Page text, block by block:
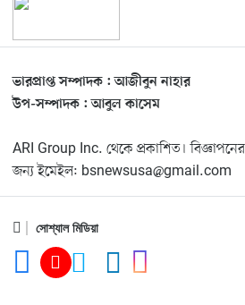
ভারপ্রাপ্ত সম্পাদক : আজীবুন নাহার
উপ-সম্পাদক : আবুল কাসেম
ARI Group Inc. থেকে প্রকাশিত।
জন্য ইমেইল: bsnewsusa@gmail.com
সোশ্যাল মিডিয়া